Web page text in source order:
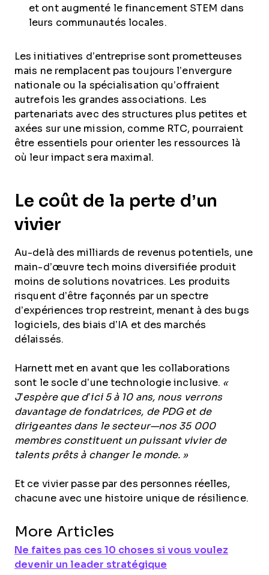
et ont augmenté le financement STEM dans
leurs communautés locales.
Les initiatives d’entreprise sont prometteuses
mais ne remplacent pas toujours l’envergure
nationale ou la spécialisation qu’offraient
autrefois les grandes associations. Les
partenariats avec des structures plus petites et
axées sur une mission, comme RTC, pourraient
être essentiels pour orienter les ressources là
où leur impact sera maximal.
Le coût de la perte d’un
vivier
Au-delà des milliards de revenus potentiels, une
main-d’œuvre tech moins diversifiée produit
moins de solutions novatrices. Les produits
risquent d’être façonnés par un spectre
d’expériences trop restreint, menant à des bugs
logiciels, des biais d’IA et des marchés
délaissés.
Harnett met en avant que les collaborations
sont le socle d’une technologie inclusive. «
J’espère que d’ici 5 à 10 ans, nous verrons
davantage de fondatrices, de PDG et de
dirigeantes dans le secteur—nos 35 000
membres constituent un puissant vivier de
talents prêts à changer le monde. »
Et ce vivier passe par des personnes réelles,
chacune avec une histoire unique de résilience.
More Articles
Ne faites pas ces 10 choses si vous voulez
devenir un leader stratégique